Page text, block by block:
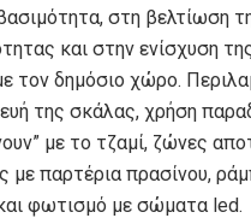
στη βελτίωση
και στην ενίσχυση
τον δημόσιο χώρο.
της σκάλας, χρήση
με το τζαμί, ζώνες
με παρτέρια πρασίνου,
φωτισμό με σώματα led.